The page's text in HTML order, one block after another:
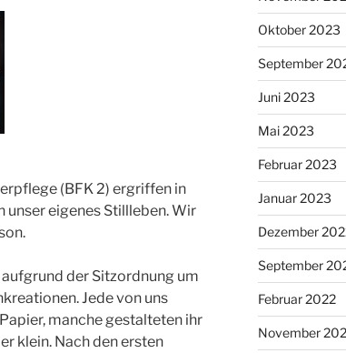
(BFK 2) ergriffen in
eigenes Stillleben. Wir
der Sitzordnung um
Jede von uns
manche gestalteten ihr
klein. Nach den ersten
Oktober 2023
September
Juni 2023
Mai 2023
Februar 2023
Januar 2023
Dezember
September
Februar 2022
November